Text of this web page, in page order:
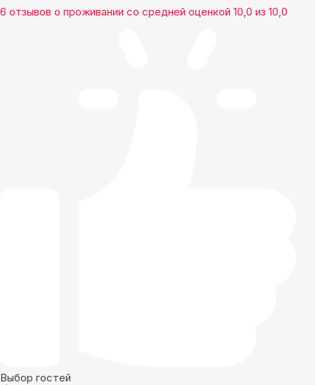
6 отзывов о проживании со средней оценкой 10,0 из 10,0
Выбор гостей